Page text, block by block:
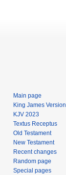
Main page
King James Version
KJV 2023
Textus Receptus
Old Testament
New Testament
Recent changes
Random page
Special pages